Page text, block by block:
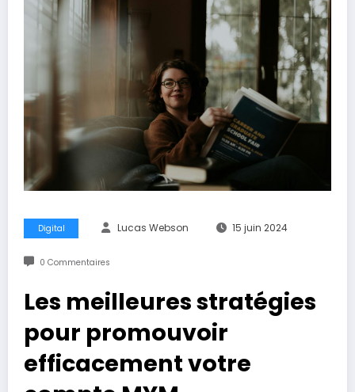
Digital Lucas Webson 15 juin 2024
0 Commentaires
Les meilleures stratégies
pour promouvoir
efficacement votre